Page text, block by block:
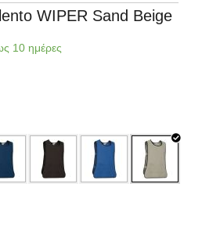
WIPER Sand Beige
10 ημέρες